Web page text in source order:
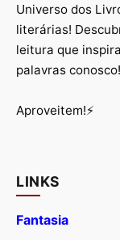
Universo dos
literárias!
leitura que
palavras conosco!
Aproveitem!⚡
LINKS
Fantasia